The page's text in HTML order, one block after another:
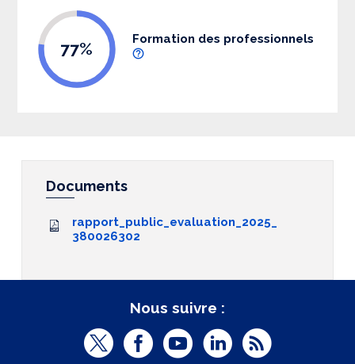
77% Formation des professionnels
Documents
rapport_public_evaluation_2025_
380026302
Nous suivre :
T
F
Y
L
R